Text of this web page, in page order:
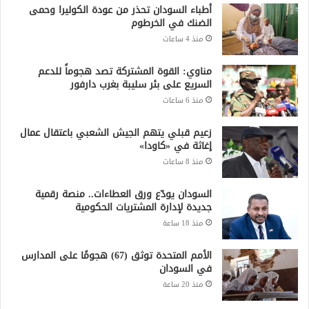
في السودان
منذ 20 ساعة
جميع الحقوق محفوظة لشبكة صقر الجديان الإخبارية 2021